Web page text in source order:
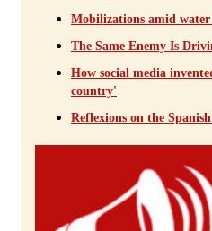
Mobilizations amid
The Same Enemy Is
How social media
country'
Reflexions on the